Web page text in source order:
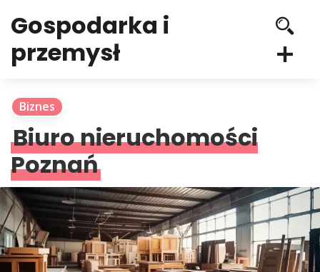
Gospodarka i
przemysł
Biznes
Biuro nieruchomości
Poznań